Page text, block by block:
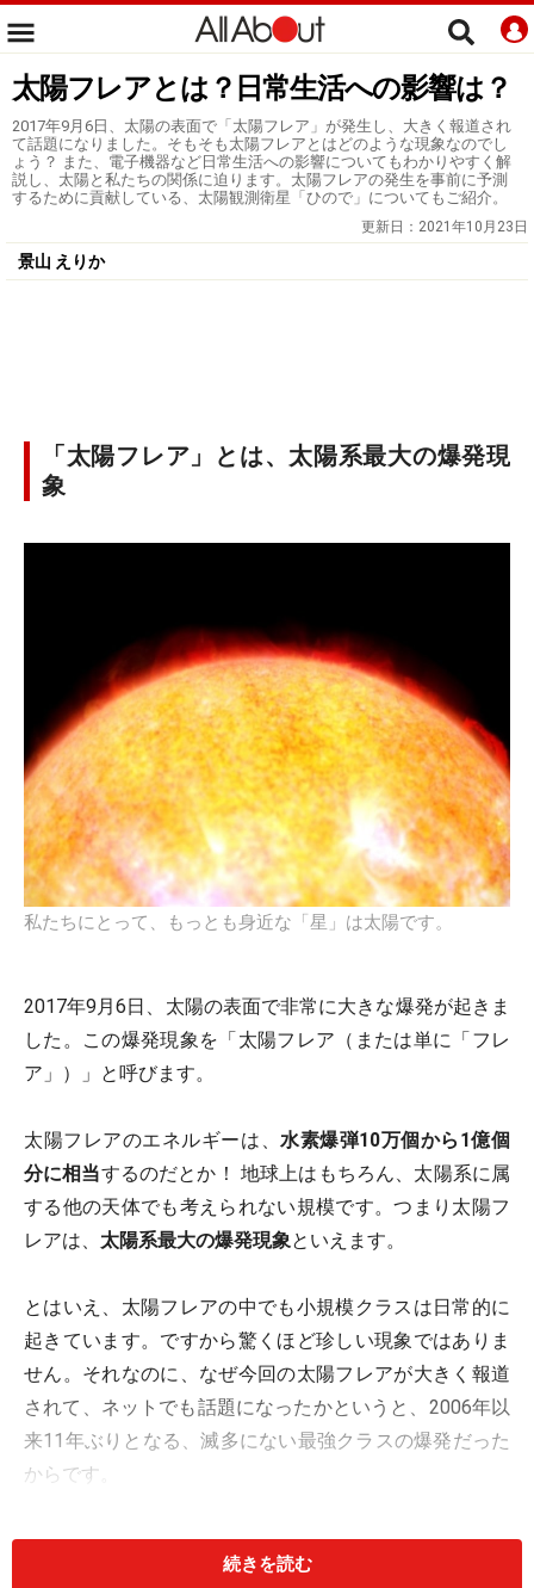
太陽フレアとは？日常生活への影響は？
2017年9月6日、太陽の表面で「太陽フレア」が発生し、大きく報道され
て話題になりました。そもそも太陽フレアとはどのような現象なのでし
ょう？ また、電子機器など日常生活への影響についてもわかりやすく解
説し、太陽と私たちの関係に迫ります。太陽フレアの発生を事前に予測
するために貢献している、太陽観測衛星「ひので」についてもご紹介。
更新日： 2021年10月23日
景山 えりか
「太陽フレア」とは、太陽系最大の爆発現
象
私たちにとって、もっとも身近な「星」は太陽です。
2017年9月6日、太陽の表面で非常に大きな爆発が起きま
した。この爆発現象を「太陽フレア（または単に「フレ
ア」）」と呼びます。
太陽フレアのエネルギーは、水素爆弾10万個から1億個
分に相当するのだとか！ 地球上はもちろん、太陽系に属
する他の天体でも考えられない規模です。つまり太陽フ
レアは、 太陽系最大の爆発現象といえます。
とはいえ、太陽フレアの中でも小規模クラスは日常的に
起きています。ですから驚くほど珍しい現象ではありま
せん。それなのに、なぜ今回の太陽フレアが大きく報道
されて、ネットでも話題になったかというと、2006年以
来11年ぶりとなる、滅多にない最強クラスの爆発だった
からです。
続きを読む